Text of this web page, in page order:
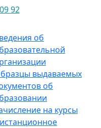
92
об
выдаваемых
об
на курсы